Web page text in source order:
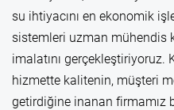
su ihtiyacını en ekonomik
sistemleri uzman mühendis
imalatını
hizmette kalitenin, müşteri
getirdiğine inanan firmamız